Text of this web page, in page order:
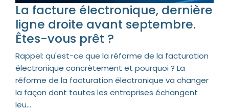
La facture électronique, dernière
ligne droite avant septembre.
Êtes-vous prêt ?
Rappel: qu'est-ce que la réforme de la facturation
électronique concrètement et pourquoi ? La
réforme de la facturation électronique va changer
la façon dont toutes les entreprises échangent
leu...